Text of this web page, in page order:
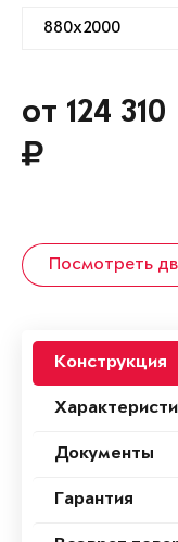
от 124 310
Посмотреть
Конструкция
Документы
Гарантия